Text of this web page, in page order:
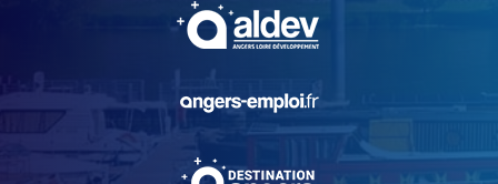
, Ouvre une nouvelle